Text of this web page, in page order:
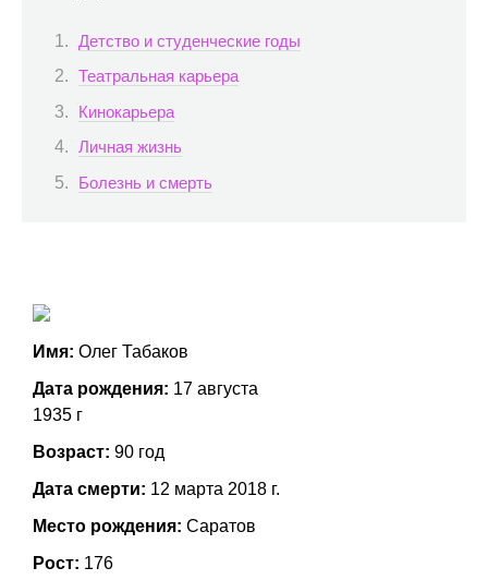
Детство и студенческие годы
Театральная карьера
Кинокарьера
Личная жизнь
Болезнь и смерть
Имя: Олег Табаков
Дата рождения: 17 августа
1935 г
Возраст: 90 год
Дата смерти: 12 марта 2018 г.
Место рождения: Саратов
Рост: 176